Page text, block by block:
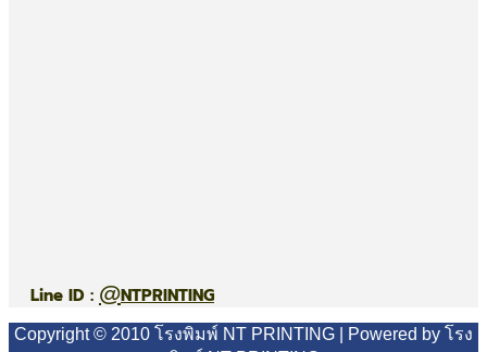
Line ID : @NTPRINTING
Copyright © 2010 โรงพิมพ์ NT PRINTING | Powered by โรง